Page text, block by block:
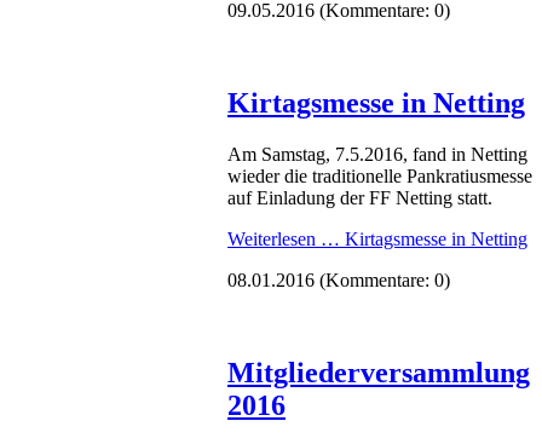
09.05.2016 (Kommentare: 0)
Kirtagsmesse in Netting
Am Samstag, 7.5.2016, fand in Netting
wieder die traditionelle Pankratiusmesse
auf Einladung der FF Netting statt.
Weiterlesen … Kirtagsmesse in Netting
08.01.2016 (Kommentare: 0)
Mitgliederversammlung
2016